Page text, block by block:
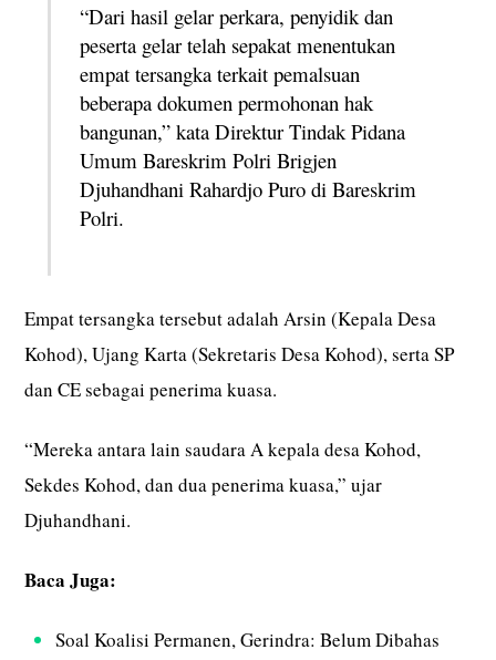
“Dari hasil gelar perkara, penyidik dan
peserta gelar telah sepakat menentukan
empat tersangka terkait pemalsuan
beberapa dokumen permohonan hak
bangunan,” kata Direktur Tindak Pidana
Umum Bareskrim Polri Brigjen
Djuhandhani Rahardjo Puro di Bareskrim
Polri.
Empat tersangka tersebut adalah Arsin (Kepala Desa
Kohod), Ujang Karta (Sekretaris Desa Kohod), serta SP
dan CE sebagai penerima kuasa.
“Mereka antara lain saudara A kepala desa Kohod,
Sekdes Kohod, dan dua penerima kuasa,” ujar
Djuhandhani.
Baca Juga:
Soal Koalisi Permanen, Gerindra: Belum Dibahas